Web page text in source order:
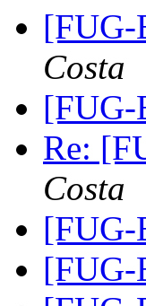
[FUG-
Costa
[FUG-
Re:
Costa
[FUG-
[FUG-